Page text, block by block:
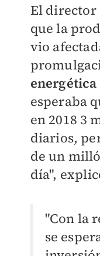
El director
que la
vio
energética
esperaba
en 2018 3
diarios,
de un
día",
"Con la
se